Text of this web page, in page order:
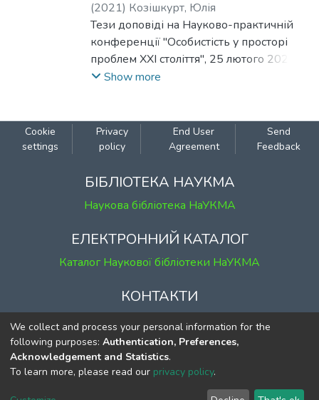
(2021) Козішкурт, Юлія
Тези доповіді на Науково-практичній
конференції "Особистість у просторі
проблем ХХІ століття", 25 лютого 2021
р., Київ, Україна.
Show more
Cookie
settings
Privacy
policy
End User
Agreement
Send
Feedback
БІБЛІОТЕКА НАУКМА
Наукова бібліотека НаУКМА
ЕЛЕКТРОННИЙ КАТАЛОГ
Каталог Наукової бібліотеки НаУКМА
КОНТАКТИ
м. Київ, вул. Григорія Сковороди, 2
к. 1, к. 120
тел. (044) 463-69-31
ekmair@ukma.edu.ua
We collect and process your personal information for the
following purposes: Authentication, Preferences,
Acknowledgement and Statistics.
To learn more, please read our privacy policy.